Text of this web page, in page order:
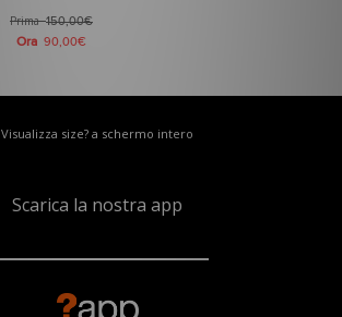
Prima150,00€
Ora 90,00€
Visualizza size? a schermo intero
Scarica la nostra app